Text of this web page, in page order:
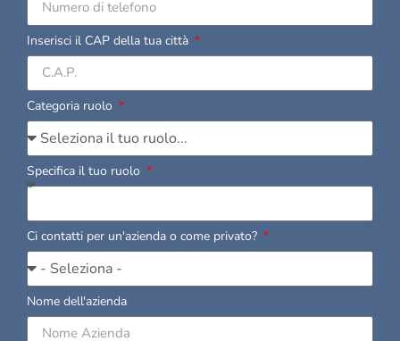
Inserisci il CAP della tua città
Categoria ruolo
Specifica il tuo ruolo
Ci contatti per un'azienda o come privato?
Nome dell'azienda